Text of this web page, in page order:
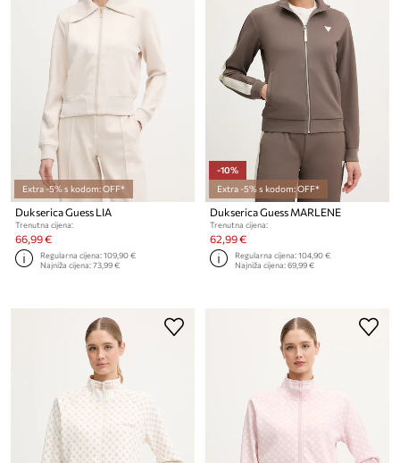
Extra -5% s kodom: OFF*
Dukserica Guess LIA
Trenutna cijena:
66,99 €
Regularna cijena:109,90 €
Najniža cijena:73,99 €
-10%
Extra -5% s kodom: OFF*
Dukserica Guess MARLENE
Trenutna cijena:
62,99 €
Regularna cijena:104,90 €
Najniža cijena:69,99 €